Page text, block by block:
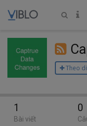
Theo
1
Bài viết
0